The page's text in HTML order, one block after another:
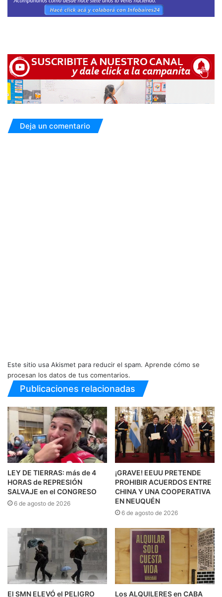
Deja un comentario
Este sitio usa Akismet para reducir el spam. Aprende cómo se
procesan los datos de tus comentarios.
Publicaciones relacionadas
LEY DE TIERRAS: más de 4
HORAS de REPRESIÓN
SALVAJE en el CONGRESO
6 de agosto de 2026
¡GRAVE! EEUU PRETENDE
PROHIBIR ACUERDOS ENTRE
CHINA Y UNA COOPERATIVA
EN NEUQUÉN
6 de agosto de 2026
El SMN ELEVÓ el PELIGRO
Los ALQUILERES en CABA